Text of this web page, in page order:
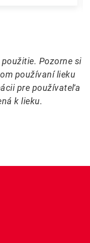
Pozorne si
používaní lieku
pre používateľa
k lieku.